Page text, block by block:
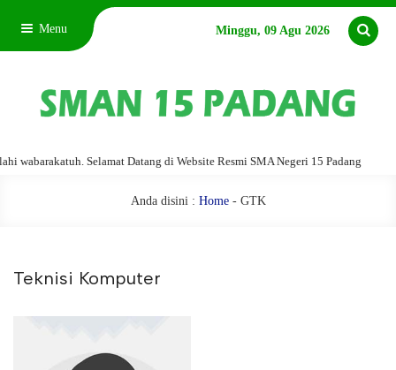
Menu Minggu, 09 Agu 2026
Selamat Datang di Website Resmi SMA Negeri 15 Padang
Anda disini : Home- GTK
Teknisi Komputer